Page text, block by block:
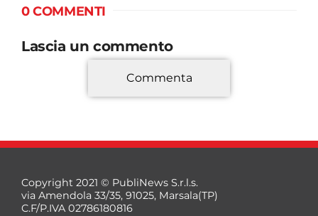
0 COMMENTI
Lascia un commento
*
Commenta
Copyright 2021 © PubliNews S.r.l.s.
via Amendola 33/35, 91025, Marsala(TP)
C.F/P.IVA 02786180816